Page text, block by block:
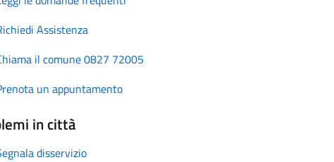
Assistenza
il comune 0827 72005
un appuntamento
in città
disservizio